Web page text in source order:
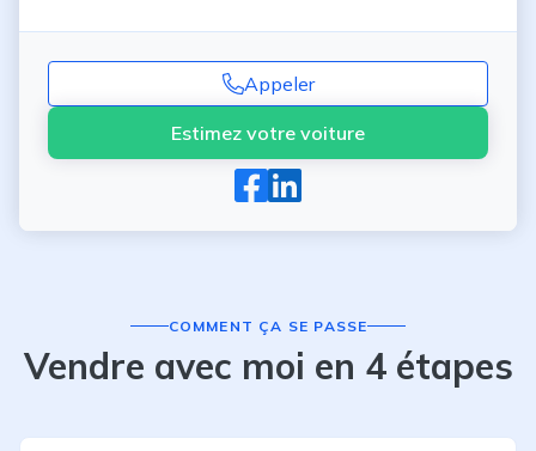
Appeler
Estimez votre voiture
COMMENT ÇA SE PASSE
Vendre avec moi en 4 étapes